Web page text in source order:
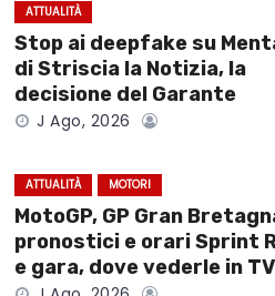
ATTUALITÀ
Stop ai deepfake su
di Striscia la Notizia, la
decisione del Garante
J Ago, 2026
ATTUALITÀ MOTORI
MotoGP, GP Gran
pronostici e orari Sprint
e gara, dove vederle in TV